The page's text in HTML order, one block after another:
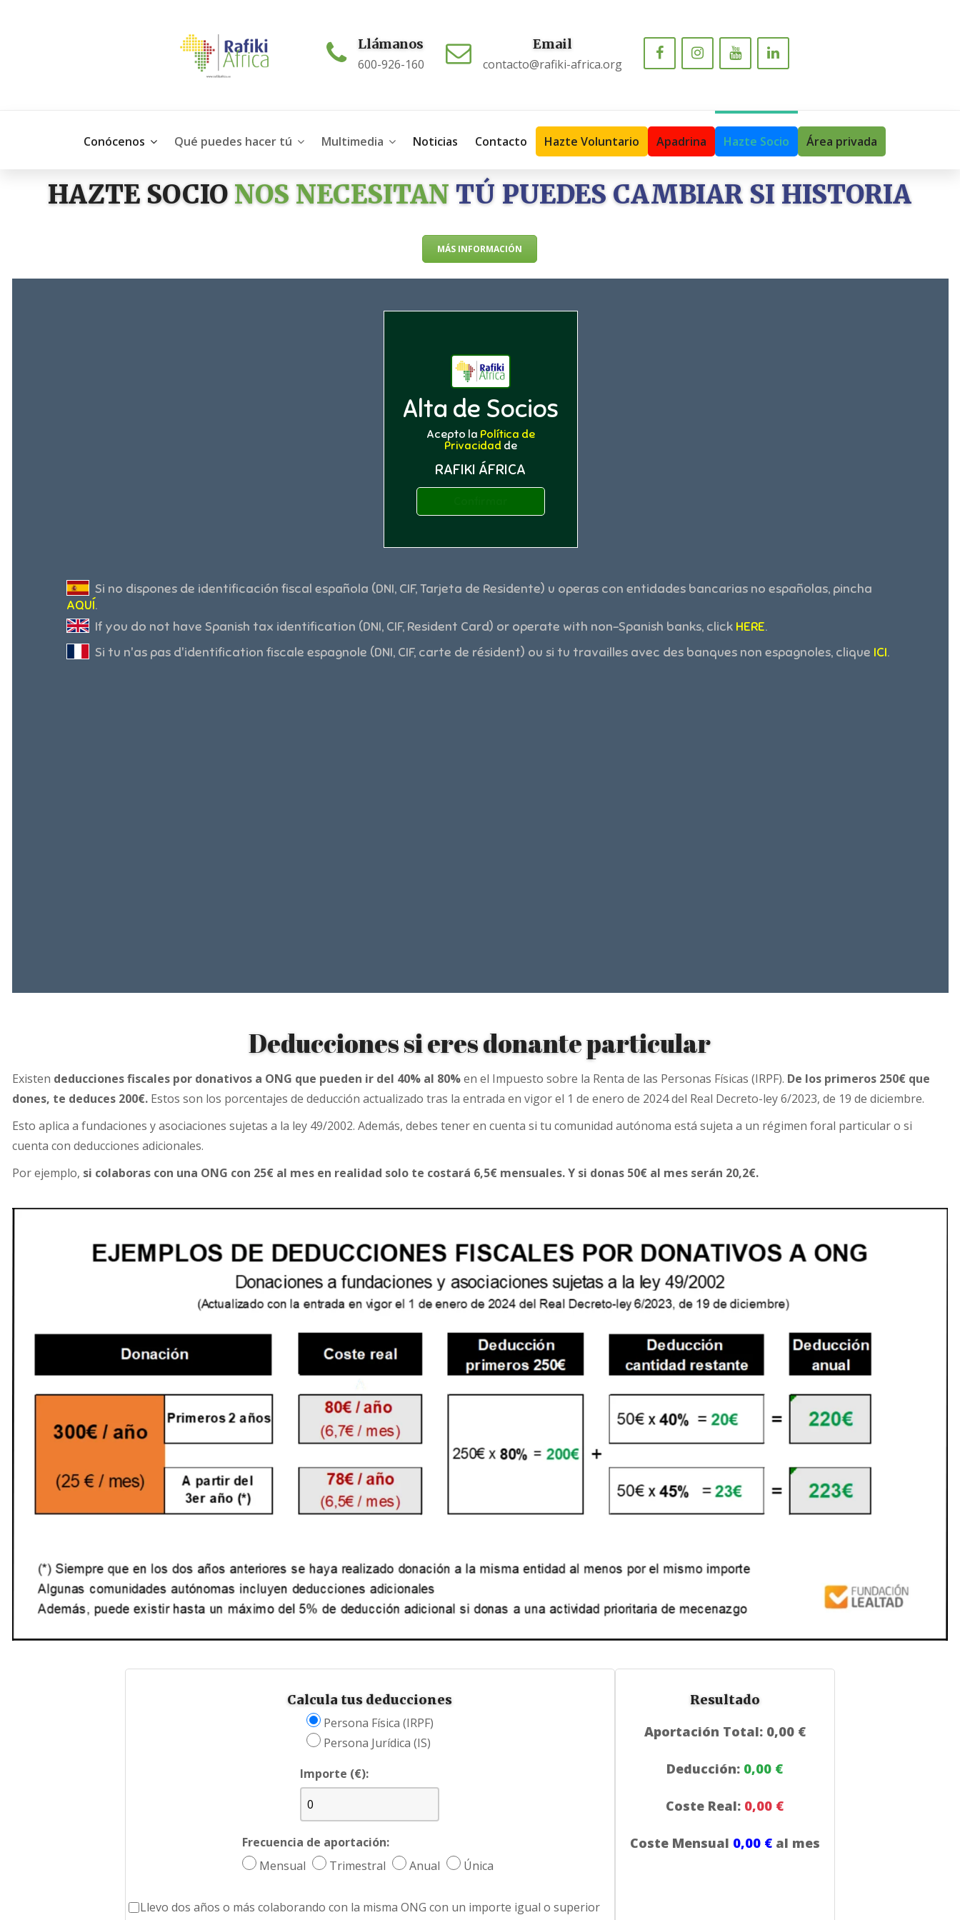
Llámanos
600-926-160
Email
contacto@rafiki-africa.org
Conócenos Qué puedes hacer tú Multimedia Noticias Contacto Hazte Voluntario Apadrina Hazte Socio Área privada
HAZTE SOCIO NOS NECESITAN TÚ PUEDES CAMBIAR SI HISTORIA
MÁS INFORMACIÓN
Deducciones si eres donante particular
Existen deducciones fiscales por donativos a ONG que pueden ir del 40% al 80%en el Impuesto sobre la Renta de las Personas Físicas (IRPF). De los primeros 250€ que
dones, te deduces 200€. Estos son los porcentajes de deducción actualizado tras la entrada en vigor el 1 de enero de 2024 del Real Decreto-ley 6/2023, de 19 de diciembre.
Esto aplica a fundaciones y asociaciones sujetas a la ley 49/2002. Además, debes tener en cuenta si tu comunidad autónoma está sujeta a un régimen foral particular o si
cuenta con deducciones adicionales.
Por ejemplo, si colaboras con una ONG con 25€ al mes en realidad solo te costará 6,5€ mensuales. Y si donas 50€ al mes serán 20,2€.
Calcula tus deducciones
Persona Física (IRPF)
Persona Jurídica (IS)
Importe (€):
Frecuencia de aportación:
Mensual
Trimestral Anual Única
Llevo dos años o más colaborando con la misma ONG con un importe igual o superior
Resultado
Aportación Total: 0,00 €
Deducción: 0,00 €
Coste Real: 0,00 €
Coste Mensual 0,00 € al mes